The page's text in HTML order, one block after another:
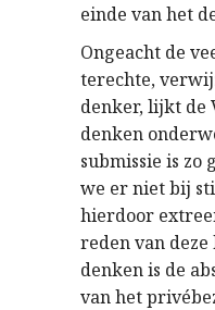
einde van het
Ongeacht de
terechte,
denker, lijkt de
denken
submissie is
we er niet bij
hierdoor
reden van
denken is de
van het